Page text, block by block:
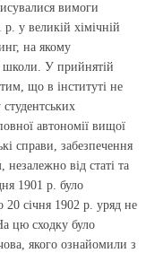
вимоги
у великій хімічній
на якому
школи. У прийнятій
що в інституті не
автономії вищої
справи, забезпечення
від статі та
1901 р. було
січня 1902 р. уряд не
цю сходку було
якого ознайомили з